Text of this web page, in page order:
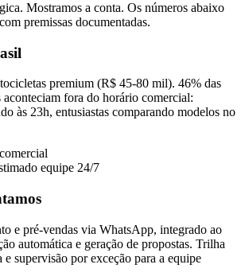
Mostramos a conta. Os números abaixo
premissas documentadas.
premium (R$ 45-80 mil). 46% das
aconteciam fora do horário comercial:
às 23h, entusiastas comparando modelos no
equipe 24/7
e pré-vendas via WhatsApp, integrado ao
automática e geração de propostas. Trilha
supervisão por exceção para a equipe